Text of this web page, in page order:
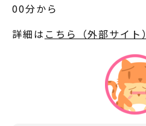
00分から
詳細は こちら（外部サイト）